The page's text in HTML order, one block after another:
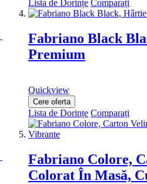
Lista de Dorințe Comparați
Fabriano Black
Premium
Quickview
Cere oferta
Lista de Dorințe Comparați
Fabriano Colore,
Colorat În Masă,